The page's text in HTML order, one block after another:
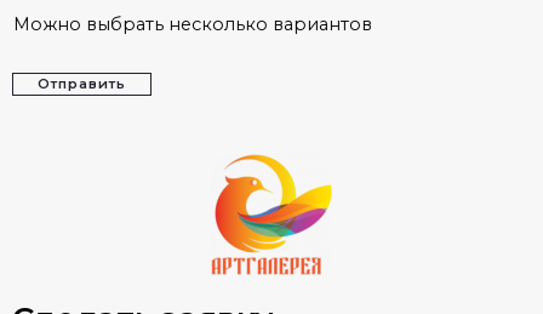
Можно выбрать несколько вариантов
Отправить